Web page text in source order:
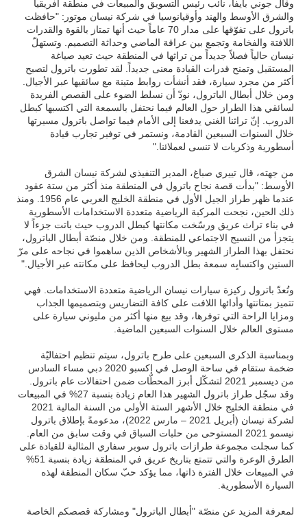
وقال جوني بايفا، نائب رئيس التسويق والمبيعات في منطقة أفريقيا
والشرق الأوسط والهند وأوقيانوسيا في شركة نيسان موتور: "حافظت
باترول على تفوّقها على مدار 70 عاماً حيث أنها تمتاز بالقوة والقدرات
اللافتة والفخامة وتجمع بين عراقة الماضي وحداثة التصميم. وتستهلّ
نيسان حالياً فصلاً جديداً من تراثها في المنطقة حيث تعيد صياغة
المستقبل وتمنح قدرات القيادة معنى جديداً. لقد تطورت باترول لتصبح
أكثر من مجرد سيارة، فقد أنشأت روابط متينة مع سائقيها عبر الأجيال.
ومن خلال أبطال الباترول، نودّ أن نسلط الضوء على القصص الفريدة
لسائقي هذا الطراز حول العالم فيما نحتفل بالسمعة التي اكتسبها كبطل
الدروب. إنّ تراثنا الغني يدفعنا إلى الأمام فيما تواصل باترول مسيرتها
خلال السنوات السبعين القادمة، ونستمر في توفير تجارب قيادة
أسطورية وذكريات لا تنسى لعملائنا."
من جهته، قال تييري صباغ، المدير التنفيذي لشركة نيسان الشرق
الأوسط: "بدأت قصة نجاح باترول في المنطقة منذ أكثر من ستة عقود
عندما ظهر طراز الجيل الأول في منطقة الخليج العربي عام 1956. ومنذ
ذلك الحين، نجحت المركبة الرياضية متعددة الاستخدامات الأسطورية
في بناء تراث عريق ورسّخت مكانتها كبطل الدروب حيث باتت جزءاً لا
يتجزأ من النسيج الاجتماعي للمنطقة. ومن خلال منصّة أبطال الباترول،
نحتفل بهذا الطراز الشهير وبالأشخاص الذين ساهموا في نجاحه على مرّ
السنين واكتسابِه سمعة بطل الدروب ليحافظ على مكانته عبر الأجيال."
وتُعدّ باترول ركيزة سيارات نيسان الرياضية متعددة الاستخدامات. فهي
تتميز بمتانتها وأدائها اللافت على كافة التضاريس وبتصميمها الجذاب
ومزايا الراحة التي توفرها، وقد بيع منها أكثر من مليوني سيارة على
مستوى العالم خلال السنوات السبعين الماضية.
وبمناسبة الذكرى السبعين على طرح باترول، سيتم تنظيم احتفاليّة
ضخمة ستقام في ساحة الوصل في إكسبو 2020 دبي مساء السادس
من ديسمبر 2021 لتشكّل أبرز المحطّات ضمن احتفالات عام باترول.
وقد سجّل طراز باترول الشهير هذا العام زيادة بنسبة 27% في المبيعات
في منطقة الخليج خلال الأشهر الستة الأولى من السنة المالية 2021
لشركة نيسان (أبريل 2021 – مارس 2022)، مدعومةً بإطلاق باترول
نيسمو 2021 المستوحى من حلبات السباق في وقت سابق من العام.
كما سجلت مجموعة طرازات باترول سوبر سفاري المثالية للقيادة على
الطرق الوعرة والتي تتمتع بتاريخ عريق في المنطقة زيادة بنسبة 51%
في المبيعات خلال الفترة ذاتها، مما يؤكد حبّ سكان المنطقة لهذه
السيارة الأسطورية.
لمعرفة المزيد عن منصّة "أبطال الباترول" ومشاركة قصصكم الخاصة